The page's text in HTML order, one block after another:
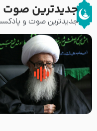
جدیدترین صوت
جدیدترین صوت و
زوّار اربعین امام حسین (علیه
السلام) با این اشتیاق به زیارت